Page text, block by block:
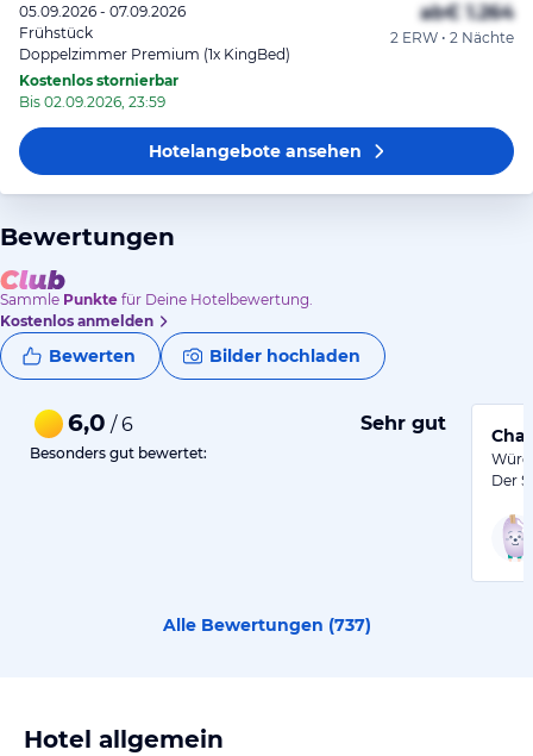
05.09.2026 - 07.09.2026
Frühstück
Doppelzimmer Premium (1x KingBed)
Kostenlos stornierbar
Bis 02.09.2026, 23:59
ab€ 1.264
2 ERW • 2 Nächte
Hotelangeboteansehen
Bewertungen
Sammle Punkte für Deine Hotelbewertung.
Kostenlos anmelden
Bewerten Bilder hochladen
6,0 / 6 Sehr gut
Besonders gut bewertet:
Der
Alle Bewertungen (737)
Hotel allgemein